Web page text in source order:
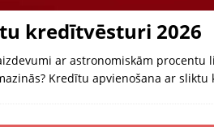
kredītvēsturi 2026
ar astronomiskām
Kredītu apvienošana ar